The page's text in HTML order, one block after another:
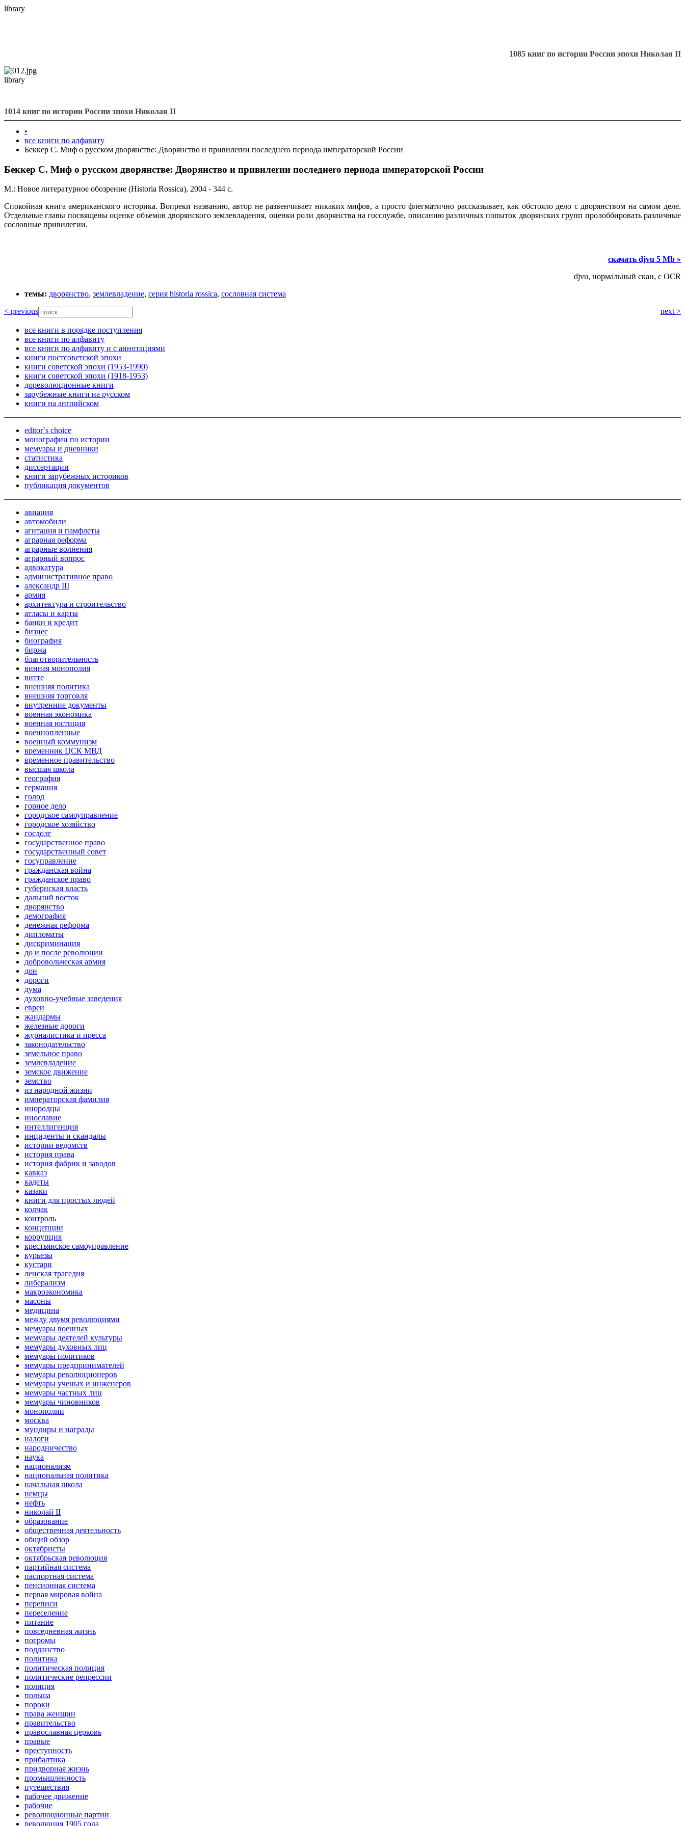
library
1085 книг по истории России эпохи Николая II
library
1014 книг по истории России эпохи Николая II
•
все книги по алфавиту
Беккер С. Миф о русском дворянстве: Дворянство и привилеrии последнеrо периода императорской России
Беккер С. Миф о русском дворянстве: Дворянство и привилеrии последнеrо периода императорской России
М.: Новое литературное обозрение (Historia Rossica), 2004 - 344 с.
Спокойная книга американского историка. Вопреки названию, автор не развенчивает никаких мифов, а просто флегматично рассказывает, как обстояло дело с дворянством на самом деле.
Отдельные главы посвящены оценке объемов дворянского землевладения, оценки роли дворянства на госслужбе, описанию различных попыток дворянских групп пролоббировать различные
сословные привилегии.
скачать djvu 5 Mb »
djvu, нормальный скан, с OCR
темы: дворянство, землевладение, серия historia rossica, сословная система
< previous
next >
все книги в порядке поступления
все книги по алфавиту
все книги по алфавиту и с аннотациями
книги постсоветской эпохи
книги советской эпохи (1953-1990)
книги советской эпохи (1918-1953)
дореволюционные книги
зарубежные книги на русском
книги на английском
editor`s choice
монографии по истории
мемуары и дневники
статистика
диссертации
книги зарубежных историков
публикация документов
авиация
автомобили
агитация и памфлеты
аграрная реформа
аграрные волнения
аграрный вопрос
адвокатура
административное право
александр III
армия
архитектура и строительство
атласы и карты
банки и кредит
бизнес
биография
биржа
благотворительность
винная монополия
витте
внешняя политика
внешняя торговля
внутренние документы
военная экономика
военная юстиция
военнопленные
военный коммунизм
временник ЦСК МВД
временное правительство
высшая школа
география
германия
голод
горное дело
городское самоуправление
городское хозяйство
госдолг
государственное право
государственный совет
госуправление
гражданская война
гражданское право
губернская власть
дальний восток
дворянство
демография
денежная реформа
дипломаты
дискриминация
до и после революции
добровольческая армия
дон
дороги
дума
духовно-учебные заведения
евреи
жандармы
железные дороги
журналистика и пресса
законодательство
земельное право
землевладение
земское движение
земство
из народной жизни
императорская фамилия
инородцы
инославие
интеллигенция
инциденты и скандалы
истории ведомств
история права
история фабрик и заводов
кавказ
кадеты
казаки
книги для простых людей
колчак
контроль
концепции
коррупция
крестьянское самоуправление
курьезы
кустари
ленская трагедия
либерализм
макроэкономика
масоны
медицина
между двумя революциями
мемуары военных
мемуары деятелей культуры
мемуары духовных лиц
мемуары политиков
мемуары предпринимателей
мемуары революционеров
мемуары ученых и инженеров
мемуары частных лиц
мемуары чиновников
монополии
москва
мундиры и награды
налоги
народничество
наука
национализм
национальная политика
начальная школа
немцы
нефть
николай II
образование
общественная деятельность
общий обзор
октябристы
октябрьская революция
партийная система
паспортная система
пенсионная система
первая мировая война
переписи
переселение
питание
повседневная жизнь
погромы
подданство
политика
политическая полиция
политические репрессии
полиция
польша
пороки
права женщин
правительство
православная церковь
правые
преступность
прибалтика
придворная жизнь
промышленность
путешествия
рабочее движение
рабочие
революционные партии
революция 1905 года